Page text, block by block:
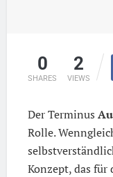
0
SHARES
2
VIEWS
Der Terminus
Rolle.
Konzept, das für